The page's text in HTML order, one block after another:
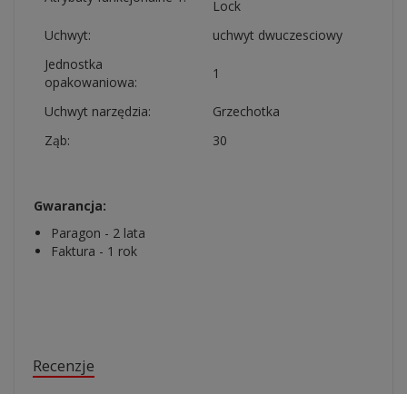
Lock
Uchwyt:
uchwyt dwuczesciowy
Jednostka
opakowaniowa:
1
Uchwyt narzędzia:
Grzechotka
Ząb:
30
Gwarancja:
Paragon - 2 lata
Faktura - 1 rok
Recenzje